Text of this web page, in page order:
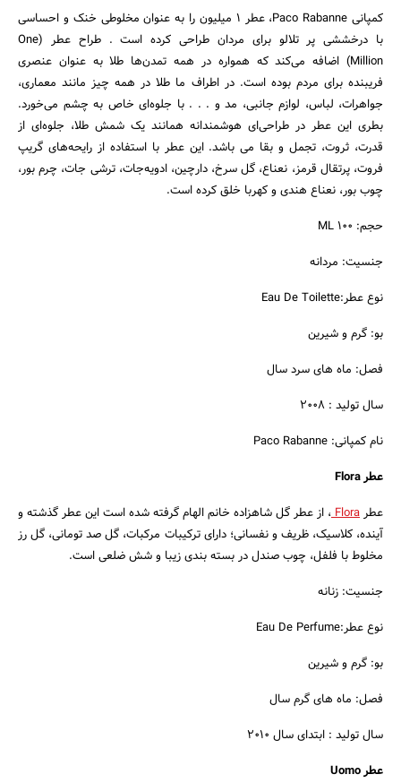
کمپانی Paco Rabanne، عطر 1 میلیون را به عنوان مخلوطی خنک و احساسی
با درخششی پر تلالو برای مردان طراحی کرده است . طراح عطر (One
Million) اضافه می‌کند که همواره در همه تمدن‌ها طلا به عنوان عنصری
فریبنده برای مردم بوده است. در اطراف ما طلا در همه چیز مانند معماری،
جواهرات، لباس، لوازم جانبی، مد و . . . با جلوه‌ای خاص به چشم می‌خورد.
بطری این عطر در طراحی‌ای هوشمندانه همانند یک شمش طلا، جلوه‌ای از
قدرت، ثروت، تجمل و بقا می باشد. این عطر با استفاده از رایحه‌های گریپ
فروت، پرتقال قرمز، نعناع، گل سرخ، دارچین، ادویه‌جات، ترشی جات، چرم بور،
چوب بور، نعناع هندی و کهربا خلق کرده است.
حجم: 100 ML
جنسیت: مردانه
نوع عطر:Eau De Toilette
بو: گرم و شیرین
فصل: ماه های سرد سال
سال تولید : 2008
نام کمپانی: Paco Rabanne
عطر Flora
عطرFlora ، از عطر گل شاهزاده خانم الهام گرفته شده است این عطر گذشته و
آینده، کلاسیک، ظریف و نفسانی؛ دارای ترکیبات مرکبات، گل صد تومانی، گل رز
مخلوط با فلفل، چوب صندل در بسته بندی زیبا و شش ضلعی است.
جنسیت: زنانه
نوع عطر:Eau De Perfume
بو: گرم و شیرین
فصل: ماه های گرم سال
سال تولید : ابتدای سال 2010
عطر Uomo